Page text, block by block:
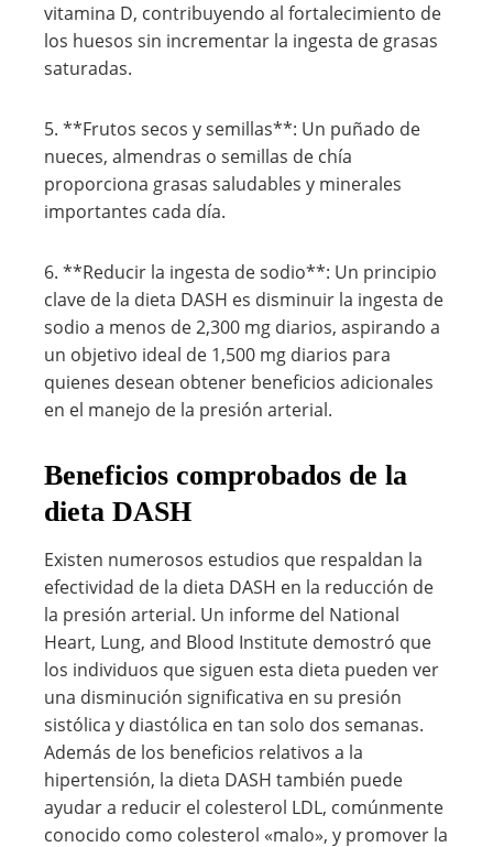
vitamina D, contribuyendo al fortalecimiento de
los huesos sin incrementar la ingesta de grasas
saturadas.
5. **Frutos secos y semillas**: Un puñado de
nueces, almendras o semillas de chía
proporciona grasas saludables y minerales
importantes cada día.
6. **Reducir la ingesta de sodio**: Un principio
clave de la dieta DASH es disminuir la ingesta de
sodio a menos de 2,300 mg diarios, aspirando a
un objetivo ideal de 1,500 mg diarios para
quienes desean obtener beneficios adicionales
en el manejo de la presión arterial.
Beneficios comprobados de la
dieta DASH
Existen numerosos estudios que respaldan la
efectividad de la dieta DASH en la reducción de
la presión arterial. Un informe del National
Heart, Lung, and Blood Institute demostró que
los individuos que siguen esta dieta pueden ver
una disminución significativa en su presión
sistólica y diastólica en tan solo dos semanas.
Además de los beneficios relativos a la
hipertensión, la dieta DASH también puede
ayudar a reducir el colesterol LDL, comúnmente
conocido como colesterol «malo», y promover la